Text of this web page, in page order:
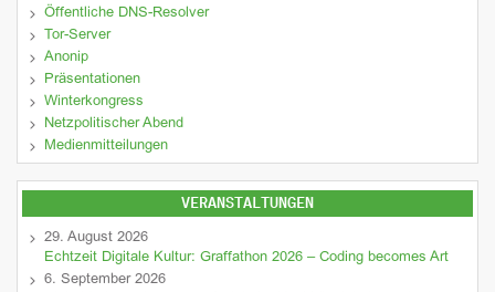
Öffentliche DNS-Resolver
Tor-Server
Anonip
Präsentationen
Winterkongress
Netzpolitischer Abend
Medienmitteilungen
VERANSTALTUNGEN
29. August 2026
Echtzeit Digitale Kultur: Graffathon 2026 – Coding becomes Art
6. September 2026